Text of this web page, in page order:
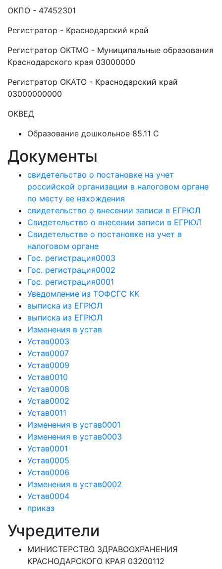
ОКПО - 47452301
Регистратор - Краснодарский край
Регистратор ОКТМО - Муниципальные образования
Краснодарского края 03000000
Регистратор ОКАТО - Краснодарский край
03000000000
ОКВЕД
Образование дошкольное 85.11 C
Документы
свидетельство о постановке на учет
российской организации в налоговом органе
по месту ее нахождения
свидетельство о внесении записи в ЕГРЮЛ
Свидетельство о внесении записи в ЕГРЮЛ
Свидетельстве о постановке на учет в
налоговом органе
Гос. регистрация0003
Гос. регистрация0002
Гос. регистрация0001
Уведомление из ТОФСГС КК
выписка из ЕГРЮЛ
выписка из ЕГРЮЛ
Изменения в устав
Устав0003
Устав0007
Устав0009
Устав0010
Устав0008
Устав0002
Устав0011
Изменения в устав0001
Изменения в устав0003
Устав0001
Устав0005
Устав0006
Изменения в устав0002
Устав0004
приказ
Учредители
МИНИСТЕРСТВО ЗДРАВООХРАНЕНИЯ
КРАСНОДАРСКОГО КРАЯ 03200112